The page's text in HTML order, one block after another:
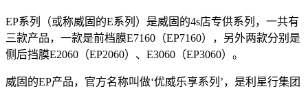
EP系列（或称威固的E系列）是威固的4s店专供系列，一共有
三款产品，一款是前档膜E7160（EP7160），另外两款分别是
侧后挡膜E2060（EP2060）、E3060（EP3060）。
威固的EP产品，官方名称叫做‘优威乐享系列’，是利星行集团